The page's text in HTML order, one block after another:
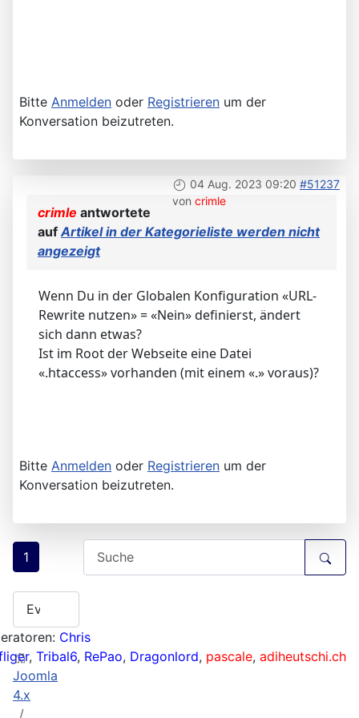
Bitte Anmelden oder Registrieren um der
Konversation beizutreten.
04 Aug. 2023 09:20 #51237
von crimle
crimle antwortete
auf Artikel in der Kategorieliste werden nicht
angezeigt
Wenn Du in der Globalen Konfiguration «URL-
Rewrite nutzen» = «Nein» definierst, ändert
sich dann etwas?
Ist im Root der Webseite eine Datei
«.htaccess» vorhanden (mit einem «.» voraus)?
Bitte Anmelden oder Registrieren um der
Konversation beizutreten.
1
Chris
, Tribal6, RePao, Dragonlord, pascale, adiheutschi.ch
Joomla
4.x